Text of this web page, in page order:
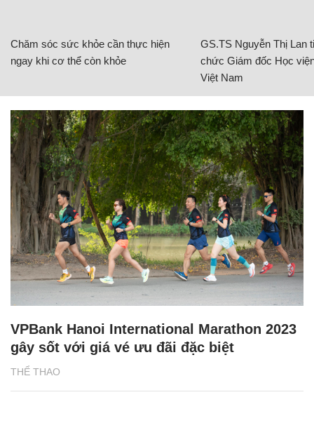
Chăm sóc sức khỏe cần thực hiện
ngay khi cơ thể còn khỏe
GS.TS Nguyễn Thị Lan
chức Giám đốc Học
Việt Nam
THỂ THAO
VPBank Hanoi International Marathon 2023
gây sốt với giá vé ưu đãi đặc biệt